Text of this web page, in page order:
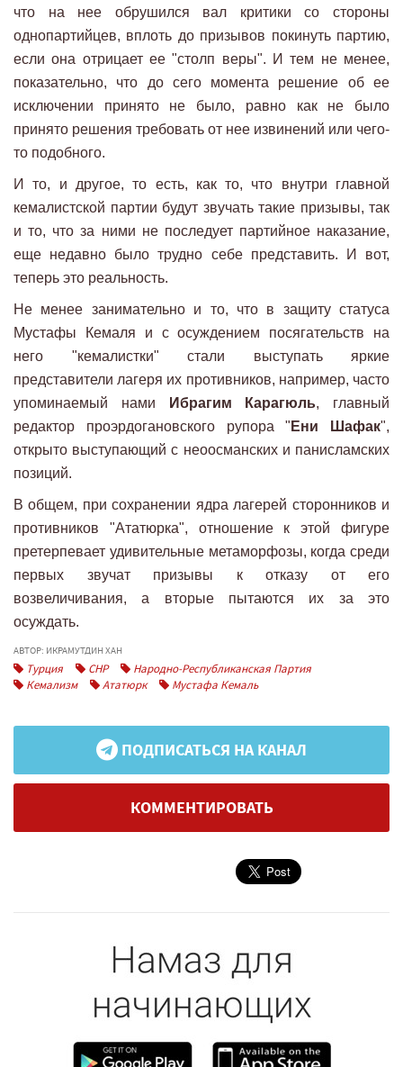
что на нее обрушился вал критики со стороны
однопартийцев, вплоть до призывов покинуть партию,
если она отрицает ее "столп веры". И тем не менее,
показательно, что до сего момента решение об ее
исключении принято не было, равно как не было
принято решения требовать от нее извинений или чего-
то подобного.
И то, и другое, то есть, как то, что внутри главной
кемалистской партии будут звучать такие призывы, так
и то, что за ними не последует партийное наказание,
еще недавно было трудно себе представить. И вот,
теперь это реальность.
Не менее занимательно и то, что в защиту статуса
Мустафы Кемаля и с осуждением посягательств на
него "кемалистки" стали выступать яркие
представители лагеря их противников, например, часто
упоминаемый нами
Ибрагим Карагюль, главный
редактор проэрдогановского рупора " Ени Шафак",
открыто выступающий с неоосманских и панисламских
позиций.
В общем, при сохранении ядра лагерей сторонников и
противников "Ататюрка", отношение к этой фигуре
претерпевает удивительные метаморфозы, когда среди
первых звучат призывы к отказу от его
возвеличивания, а вторые пытаются их за это
осуждать.
АВТОР: ИКРАМУТДИН ХАН
Турция CHP
Народно-Республиканская Партия
Кемализм
Ататюрк Мустафа Кемаль
ПОДПИСАТЬСЯ НА КАНАЛ
КОММЕНТИРОВАТЬ